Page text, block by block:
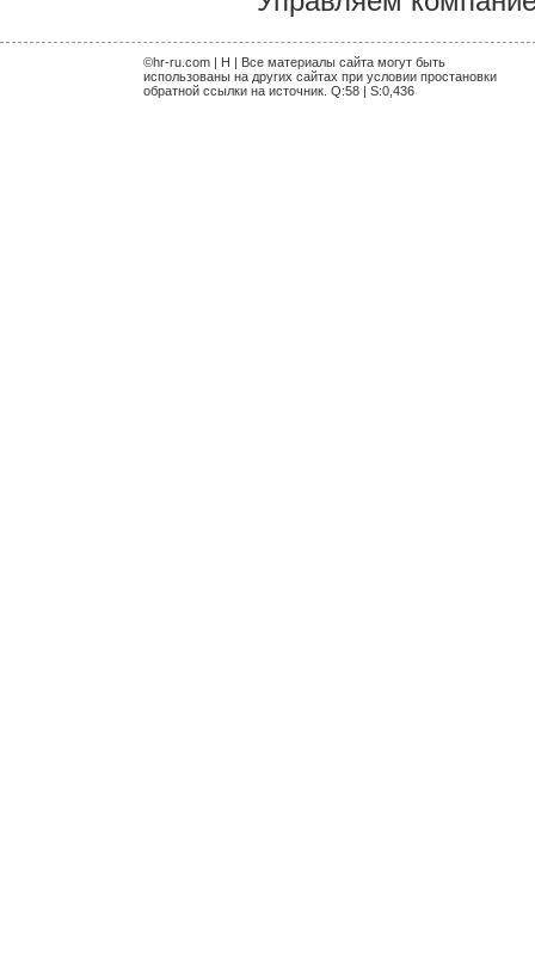
©hr-ru.com | H | Все материалы сайта могут быть
использованы на других сайтах при условии простановки
обратной ссылки на источник. Q:58 | S:0,436